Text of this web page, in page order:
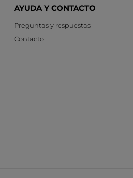
AYUDA Y CONTACTO
Preguntas y respuestas
Contacto